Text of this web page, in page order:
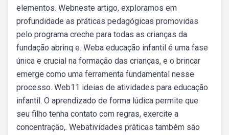
elementos. Webneste artigo, exploramos em
profundidade as práticas pedagógicas promovidas
pelo programa creche para todas as crianças da
fundação abrinq e. Weba educação infantil é uma fase
única e crucial na formação das crianças, e o brincar
emerge como uma ferramenta fundamental nesse
processo. Web11 ideias de atividades para educação
infantil. O aprendizado de forma lúdica permite que
seu filho tenha contato com regras, exercite a
concentração,. Webatividades práticas também são